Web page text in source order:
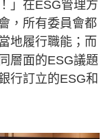
」在ESG管理方
，所有委員會都
地履行職能；而
層面的ESG議題
行訂立的ESG和